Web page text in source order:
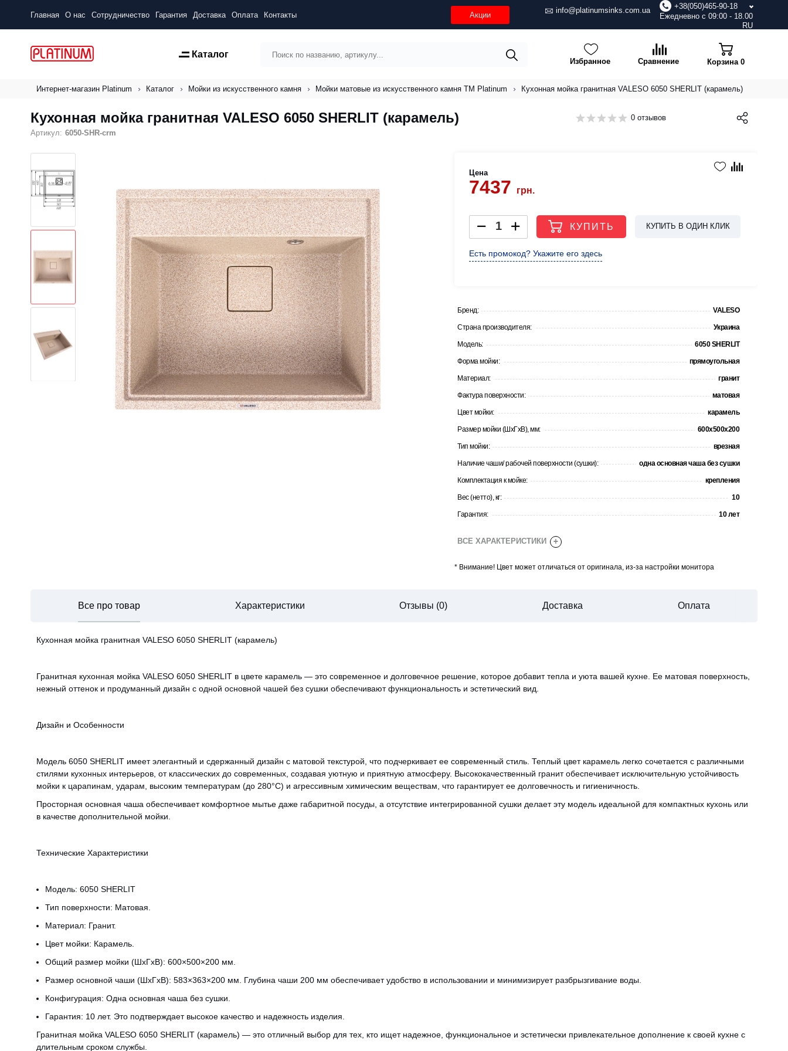
Главная О нас Сотрудничество Гарантия Доставка Оплата Контакты Акции
info@platinumsinks.com.ua
+38(050)465-90-18
Ежедневно с 09:00 - 18.00
RU
Каталог
Избранное Сравнение Корзина 0
Интернет-магазин Platinum Каталог Мойки из искусственного камня Мойки матовые из искусственного камня ТМ Platinum Кухонная мойка гранитная VALESO 6050 SHERLIT (карамель)
Кухонная мойка гранитная VALESO 6050 SHERLIT (карамель)
Артикул: 6050-SHR-crm
0 отзывов
Цена
7437 грн.
КУПИТЬ КУПИТЬ В ОДИН КЛИК
Есть промокод? Укажите его здесь
Бренд: VALESO
Страна производителя: Украина
Модель: 6050 SHERLIT
Форма мойки: прямоугольная
Материал: гранит
Фактура поверхности: матовая
Цвет мойки: карамель
Размер мойки (ШхГхВ), мм: 600х500х200
Тип мойки: врезная
Наличие чаши/ рабочей поверхности (сушки): одна основная чаша без сушки
Комплектация к мойке: крепления
Вес (нетто), кг: 10
Гарантия: 10 лет
ВСЕ ХАРАКТЕРИСТИКИ +
* Внимание! Цвет может отличаться от оригинала, из-за настройки монитора
Все про товар Характеристики Отзывы (0) Доставка Оплата
Кухонная мойка гранитная VALESO 6050 SHERLIT (карамель)
Гранитная кухонная мойка VALESO 6050 SHERLIT в цвете карамель — это современное и долговечное решение, которое добавит тепла и уюта вашей кухне. Ее матовая поверхность,
нежный оттенок и продуманный дизайн с одной основной чашей без сушки обеспечивают функциональность и эстетический вид.
Дизайн и Особенности
Модель 6050 SHERLIT имеет элегантный и сдержанный дизайн с матовой текстурой, что подчеркивает ее современный стиль. Теплый цвет карамель легко сочетается с различными
стилями кухонных интерьеров, от классических до современных, создавая уютную и приятную атмосферу. Высококачественный гранит обеспечивает исключительную устойчивость
мойки к царапинам, ударам, высоким температурам (до 280°C) и агрессивным химическим веществам, что гарантирует ее долговечность и гигиеничность.
Просторная основная чаша обеспечивает комфортное мытье даже габаритной посуды, а отсутствие интегрированной сушки делает эту модель идеальной для компактных кухонь или
в качестве дополнительной мойки.
Технические Характеристики
Модель: 6050 SHERLIT
Тип поверхности: Матовая.
Материал: Гранит.
Цвет мойки: Карамель.
Общий размер мойки (ШхГхВ): 600×500×200 мм.
Размер основной чаши (ШхГхВ): 583×363×200 мм. Глубина чаши 200 мм обеспечивает удобство в использовании и минимизирует разбрызгивание воды.
Конфигурация: Одна основная чаша без сушки.
Гарантия: 10 лет. Это подтверждает высокое качество и надежность изделия.
Гранитная мойка VALESO 6050 SHERLIT (карамель) — это отличный выбор для тех, кто ищет надежное, функциональное и эстетически привлекательное дополнение к своей кухне с
длительным сроком службы.
OK
CANCEL